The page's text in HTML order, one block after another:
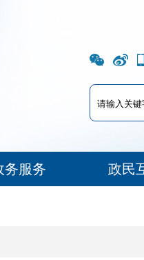
务服务 政民